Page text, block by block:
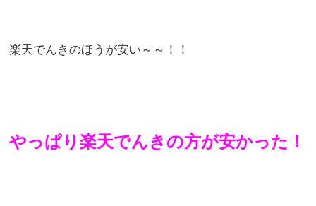
楽天でんきのほうが安い～～！！
やっぱり楽天でんきの方が安かった！